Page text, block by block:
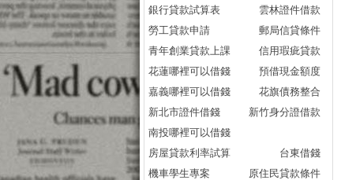
銀行貸款試算表
雲林證件借款
勞工貸款申請
郵局信貸條件
青年創業貸款上課
信用瑕疵貸款
花蓮哪裡可以借錢
預借現金額度
嘉義哪裡可以借錢
花旗債務整合
新北市證件借錢
新竹身分證借款
南投哪裡可以借錢
房屋貸款利率試算
台東借錢
機車學生專案
原住民貸款條件